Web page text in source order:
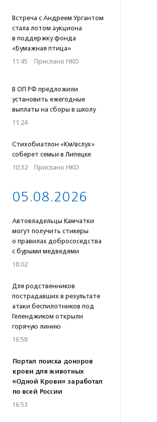
Встреча с Андреем Ургантом
стала лотом аукциона
в поддержку фонда
«Бумажная птица»
11:45 · Прислано НКО
В ОП РФ предложили
установить ежегодные
выплаты на сборы в школу
11:24
Стихобиатлон «Км/вслух»
соберет семьи в Липецке
10:32 · Прислано НКО
05.08.2026
Автовладельцы Камчатки
могут получить стикеры
о правилах добрососедства
с бурыми медведями
18:02
Для родственников
пострадавших в результате
атаки беспилотников под
Геленджиком открыли
горячую линию
16:58
Портал поиска доноров
крови для животных
«Одной Крови» заработал
по всей России
16:53